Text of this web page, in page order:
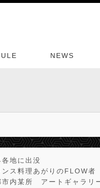
NEWS
各地に出没
ンス料理あがりのFLOW者
市内某所 アートギャラリ